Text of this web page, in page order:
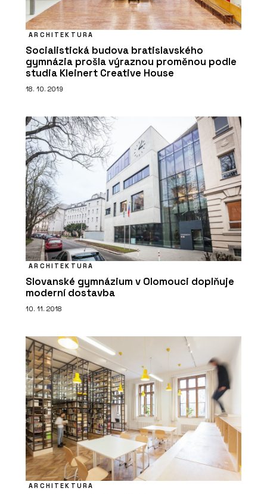
ARCHITEKTURA
Socialistická budova bratislavského
gymnázia prošla výraznou proměnou podle
studia Kleinert Creative House
18. 10. 2019
ARCHITEKTURA
Slovanské gymnázium v Olomouci doplňuje
moderní dostavba
10. 11. 2018
ARCHITEKTURA